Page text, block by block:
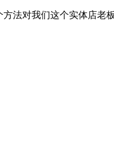
法对我们这个实体店老